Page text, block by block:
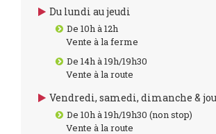
Du lundi au jeudi
De 10h à 12h
Vente à la ferme
De 14h à 19h/19h30
Vente à la route
Vendredi, samedi, dimanche &
De 10h à 19h/19h30 (non stop)
Vente à la route